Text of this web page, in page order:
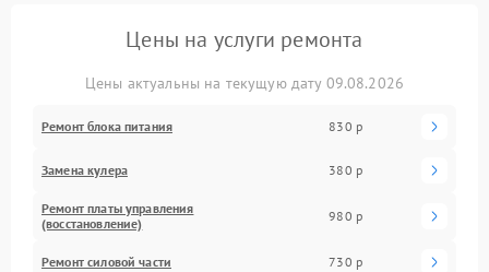
Цены на услуги ремонта
Цены актуальны на текущую дату 09.08.2026
Ремонт блока питания 830 р
Замена кулера 380 р
Ремонт платы управления
(восстановление)
980 р
Ремонт силовой части 730 р